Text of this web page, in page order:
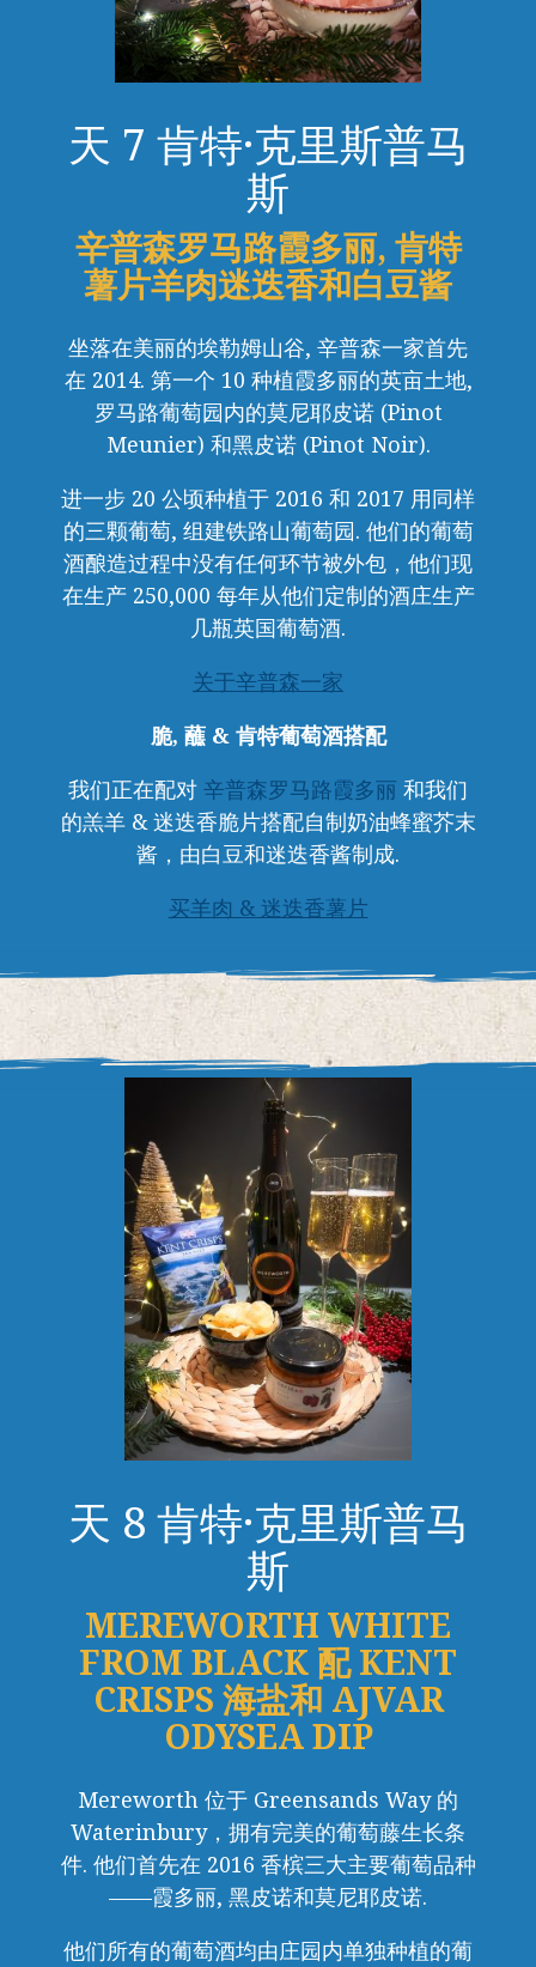
天 7 肯特·克里斯普马
斯
辛普森罗马路霞多丽, 肯特
薯片羊肉迷迭香和白豆酱
坐落在美丽的埃勒姆山谷, 辛普森一家首先
在 2014. 第一个 10 种植霞多丽的英亩土地,
罗马路葡萄园内的莫尼耶皮诺 (Pinot
Meunier) 和黑皮诺 (Pinot Noir).
进一步 20 公顷种植于 2016 和 2017 用同样
的三颗葡萄, 组建铁路山葡萄园. 他们的葡萄
酒酿造过程中没有任何环节被外包，他们现
在生产 250,000 每年从他们定制的酒庄生产
几瓶英国葡萄酒.
关于辛普森一家
脆, 蘸 & 肯特葡萄酒搭配
我们正在配对 辛普森罗马路霞多丽 和我们
的羔羊 & 迷迭香脆片搭配自制奶油蜂蜜芥末
酱，由白豆和迷迭香酱制成.
买羊肉 & 迷迭香薯片
天 8 肯特·克里斯普马
斯
MEREWORTH WHITE
FROM BLACK 配 KENT
CRISPS 海盐和 AJVAR
ODYSEA DIP
Mereworth 位于 Greensands Way 的
Waterinbury，拥有完美的葡萄藤生长条
件. 他们首先在 2016 香槟三大主要葡萄品种
——霞多丽, 黑皮诺和莫尼耶皮诺.
他们所有的葡萄酒均由庄园内单独种植的葡